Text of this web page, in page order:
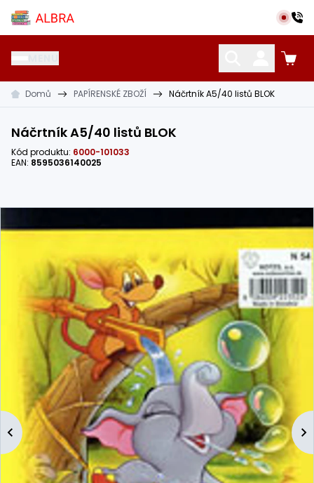
Přeskočit na hlavní obsah
Albra s.r.o.
Domů PAPÍRENSKÉ ZBOŽÍ Náčrtník A5/40 listů BLOK
Náčrtník A5/40 listů BLOK
Kód produktu: 6000-101033
EAN: 8595036140025